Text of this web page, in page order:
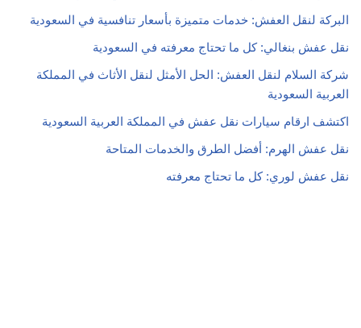
البركة لنقل العفش: خدمات متميزة بأسعار تنافسية في السعودية
نقل عفش بنغالي: كل ما تحتاج معرفته في السعودية
شركة السلام لنقل العفش: الحل الأمثل لنقل الأثاث في المملكة
العربية السعودية
اكتشف ارقام سيارات نقل عفش في المملكة العربية السعودية
نقل عفش الهرم: أفضل الطرق والخدمات المتاحة
نقل عفش لوري: كل ما تحتاج معرفته